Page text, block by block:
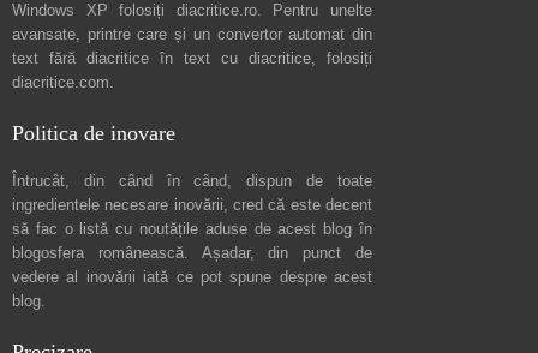
Windows XP folosiți diacritice.ro. Pentru unelte
avansate, printre care și un convertor automat din
text fără diacritice în text cu diacritice, folosiți
diacritice.com.
Politica de inovare
Întrucât, din când în când, dispun de toate
ingredientele necesare inovării, cred că este decent
să fac o listă cu noutățile aduse de acest blog în
blogosfera românească. Așadar, din punct de
vedere al inovării iată ce pot spune despre acest
blog.